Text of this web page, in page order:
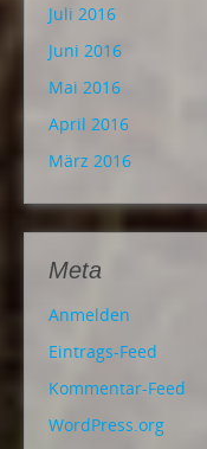
Juli 2016
Juni 2016
Mai 2016
April 2016
März 2016
Meta
Anmelden
Eintrags-Feed
Kommentar-Feed
WordPress.org